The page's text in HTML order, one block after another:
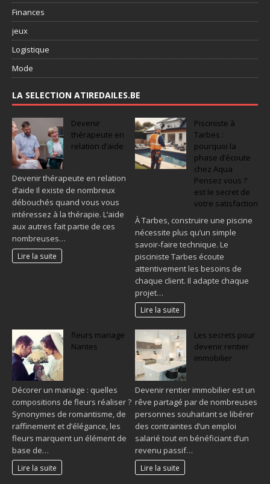
Finances
jeux
Logistique
Mode
LA SELECTION ATIREDAILES.BE
Devenir
thérapeute en
relation d’aide
Devenir thérapeute en relation
d’aide Il existe de nombreux
débouchés quand vous vous
intéressez à la thérapie. L’aide
aux autres fait partie de ces
nombreuses…
Lire la suite
Pisciniste à
Tarbes :
pourquoi la
phase d’écoute
chez Aqua
Pensez vous ?
est le secret de
votre satisfaction
À Tarbes, construire une piscine
nécessite plus qu’un simple
savoir-faire technique. Le
pisciniste Tarbes écoute
attentivement les besoins de
chaque client. Il adapte chaque
projet…
Lire la suite
fleurs mariage
Nantes
Décorer un mariage : quelles
compositions de fleurs réaliser ?
Synonymes de romantisme, de
raffinement et d’élégance, les
fleurs marquent un élément de
base de…
Lire la suite
Les secrets pour
devenir rentier
immobilier
Devenir rentier immobilier est un
rêve partagé par de nombreuses
personnes souhaitant se libérer
des contraintes d’un emploi
salarié tout en bénéficiant d’un
revenu passif…
Lire la suite